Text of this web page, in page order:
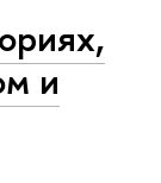
и